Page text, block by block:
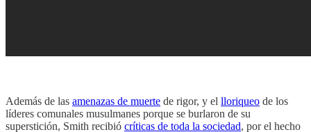
Además de las amenazas de muerte de rigor, y el lloriqueo de los
líderes comunales musulmanes porque se burlaron de su
superstición, Smith recibió críticas de toda la sociedad, por el hecho